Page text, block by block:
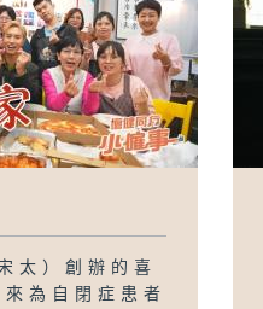
太）創辦的喜
為自閉症患者